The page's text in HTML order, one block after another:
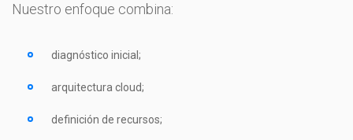
Nuestro enfoque combina:
diagnóstico inicial;
arquitectura cloud;
definición de recursos;